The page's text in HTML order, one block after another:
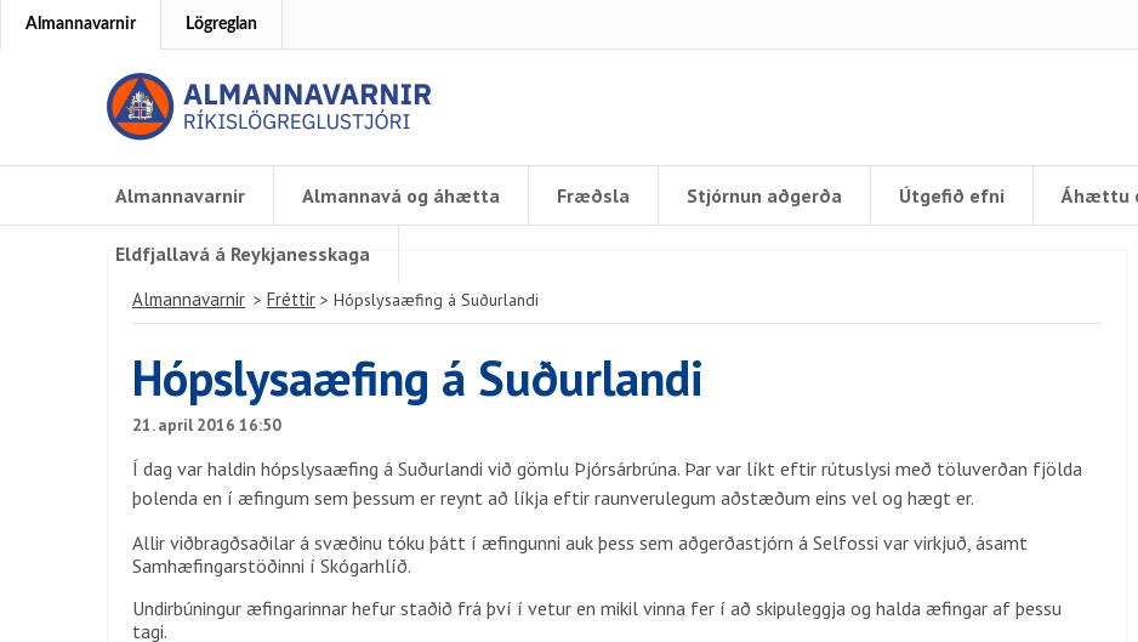
Almannavarnir Lögreglan
Almannavarnir Almannavá og áhætta Fræðsla Stjórnun aðgerða Útgefið efni Áhættu
Eldfjallavá á Reykjanesskaga
Almannavarnir > Fréttir > Hópslysaæfing á Suðurlandi
Hópslysaæfing á Suðurlandi
21. apríl 2016 16:50
Í dag var haldin hópslysaæfing á Suðurlandi við gömlu Þjórsárbrúna. Þar var líkt eftir rútuslysi með töluverðan fjölda
þolenda en í æfingum sem þessum er reynt að líkja eftir raunverulegum aðstæðum eins vel og hægt er.
Allir viðbragðsaðilar á svæðinu tóku þátt í æfingunni auk þess sem aðgerðastjórn á Selfossi var virkjuð, ásamt
Samhæfingarstöðinni í Skógarhlíð.
Undirbúningur æfingarinnar hefur staðið frá því í vetur en mikil vinna fer í að skipuleggja og halda æfingar af þessu
tagi.